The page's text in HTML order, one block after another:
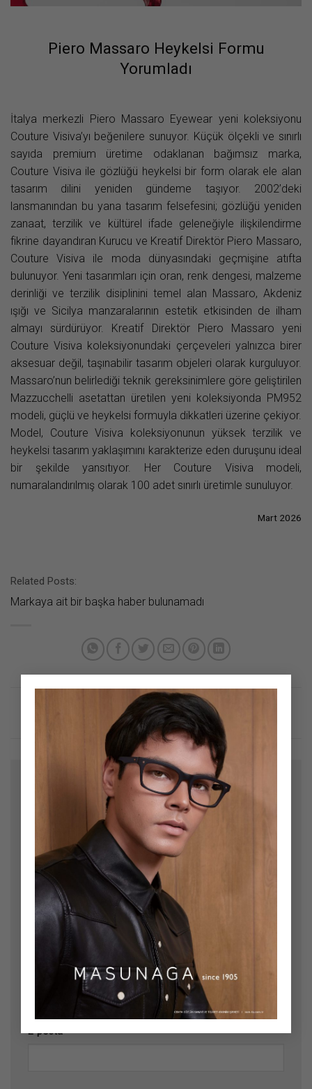
×
Piero Massaro Heykelsi Formu
Yorumladı
İtalya merkezli Piero Massaro Eyewear yeni koleksiyonu
Couture Visiva’yı beğenilere sunuyor. Küçük ölçekli ve sınırlı
sayıda premium üretime odaklanan bağımsız marka,
Couture Visiva ile gözlüğü heykelsi bir form olarak ele alan
tasarım dilini yeniden gündeme taşıyor. 2002’deki
lansmanından bu yana tasarım felsefesini; gözlüğü yeniden
zanaat, terzilik ve kültürel ifade geleneğiyle ilişkilendirme
fikrine dayandıran Kurucu ve Kreatif Direktör Piero Massaro,
Couture Visiva ile moda dünyasındaki geçmişine atıfta
bulunuyor. Yeni tasarımları için oran, renk dengesi, malzeme
derinliği ve terzilik disiplinini temel alan Massaro, Akdeniz
ışığı ve Sicilya manzaralarının estetik etkisinden de ilham
almayı sürdürüyor. Kreatif Direktör Piero Massaro yeni
Couture Visiva koleksiyonundaki çerçeveleri yalnızca birer
aksesuar değil, taşınabilir tasarım objeleri olarak kurguluyor.
Massaro’nun belirlediği teknik gereksinimlere göre geliştirilen
Mazzucchelli asetattan üretilen yeni koleksiyonda PM952
modeli, güçlü ve heykelsi formuyla dikkatleri üzerine çekiyor.
Model, Couture Visiva koleksiyonunun yüksek terzilik ve
heykelsi tasarım yaklaşımını karakterize eden duruşunu ideal
bir şekilde yansıtıyor. Her Couture Visiva modeli,
numaralandırılmış olarak 100 adet sınırlı üretimle sunuluyor.
Mart 2026
Related Posts:
Markaya ait bir başka haber bulunamadı
Bir yanıt yazın
E-posta adresiniz yayınlanmayacak. Gerekli alanlar
ile işaretlenmişlerdir
Yorum*
E-posta*